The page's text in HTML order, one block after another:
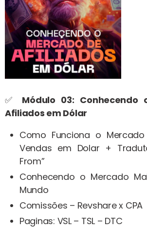
✅ Módulo 03: Conhecendo
Afiliados em Dólar
Como Funciona o
Vendas em Dolar +
From”
Conhecendo o Mercado
Mundo
Comissões – Revshare x CPA
Paginas: VSL – TSL – DTC